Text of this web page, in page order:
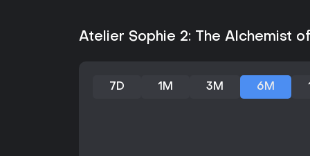
Atelier Sophie 2: The Alchemist
7D 1M 3M 6M